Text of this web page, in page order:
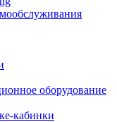
оборудование
кабинки